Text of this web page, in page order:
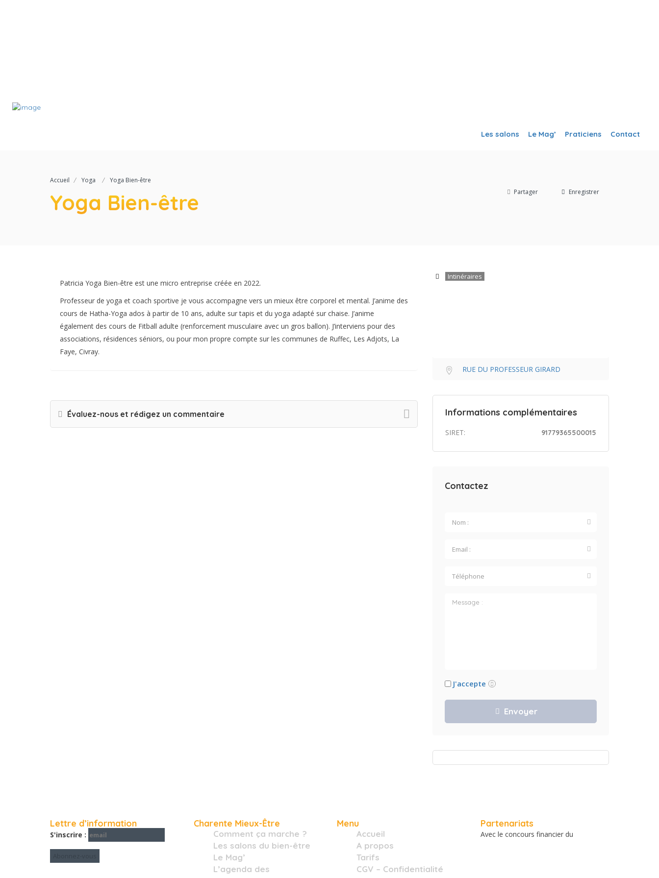
Les salons Le Mag’ Praticiens Contact
Accueil Yoga Yoga Bien-être
Yoga Bien-être Enregistrer
Partager
Patricia Yoga Bien-être est une micro entreprise créée en 2022.
Professeur de yoga et coach sportive je vous accompagne vers un mieux être corporel et mental. J’anime des
cours de Hatha-Yoga ados à partir de 10 ans, adulte sur tapis et du yoga adapté sur chaise. J’anime
également des cours de Fitball adulte (renforcement musculaire avec un gros ballon). J’interviens pour des
associations, résidences séniors, ou pour mon propre compte sur les communes de Ruffec, Les Adjots, La
Faye, Civray.
Évaluez-nous et rédigez un commentaire
Intinéraires
RUE DU PROFESSEUR GIRARD
Informations complémentaires
SIRET: 91779365500015
Contactez
J'accepte
Lettre d’information
S'inscrire :
Charente Mieux-Être
Comment ça marche ?
Les salons du bien-être
Le Mag’
L’agenda des
Menu
Accueil
A propos
Tarifs
CGV – Confidentialité
Partenariats
Avec le concours financier du